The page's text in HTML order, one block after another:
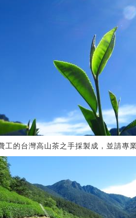
工的台灣高山茶之手採製成，並請專